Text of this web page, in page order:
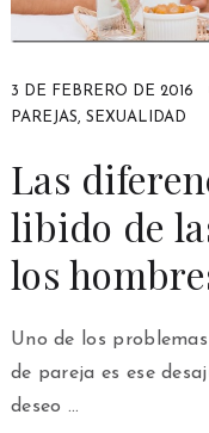
3 DE FEBRERO DE 2016
PAREJAS, SEXUALIDAD
Las
libido de
los
Uno de los
de pareja es ese
deseo …